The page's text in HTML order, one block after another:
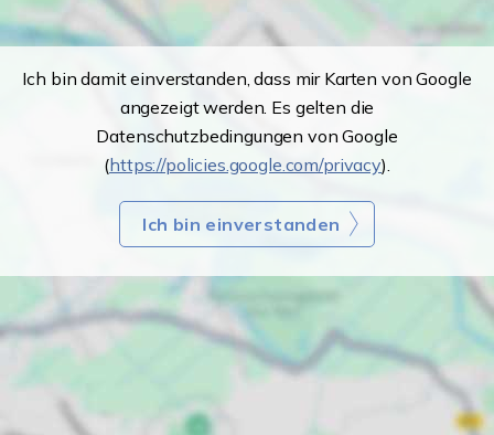
Ich bin damit einverstanden, dass mir Karten von Google
angezeigt werden. Es gelten die
Datenschutzbedingungen von Google
(https://policies.google.com/privacy).
Ich bin einverstanden